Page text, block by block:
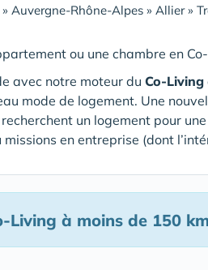
» Auvergne-Rhône-Alpes » Allier»
ou une chambre en
avec notre moteur du Co-Living
mode de logement. Une
un logement pour
en entreprise (dont
Living à moins de 150